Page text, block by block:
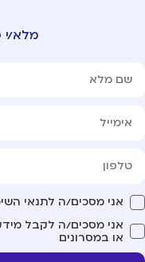
מלא/י
אני מסכים/ה לתנאי
אני מסכים/ה לקבל
או במסרונים